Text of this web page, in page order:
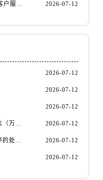
江苏省常州市新北区龙锦路1590号现代传媒中心5号楼10层1008室万国售后服务中心（需提前预约）
江苏省泰州市海陵区永定东路399号置地商务中心东塔（华润万象城）17层1706室万国售后服务中心（需提前预约）
江苏省徐州市鼓楼区淮海东路29号苏宁广场IFC国际金融中心35层3508室万国售后服务中心（需提前预约）
官方通知｜2026年万国无锡专柜客户服务热线全新升级（附7月最新专柜信息汇总） 2026-07-12
2026-07-12
2026-07-12
2026-07-12
万国手表起雾以后除雾的具体方法（万国手表起雾解决办法） 2026-07-12
万国手表走停怎么办？（手表走停的处理方法） 2026-07-12
2026-07-12